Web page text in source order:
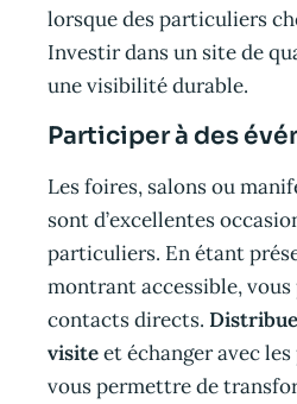
lorsque des particuliers
Investir dans un site de
une visibilité durable.
Participer à des
Les foires, salons ou
sont d’excellentes
particuliers. En étant
montrant accessible, vous
contacts directs.
visiteet échanger avec
vous permettre de